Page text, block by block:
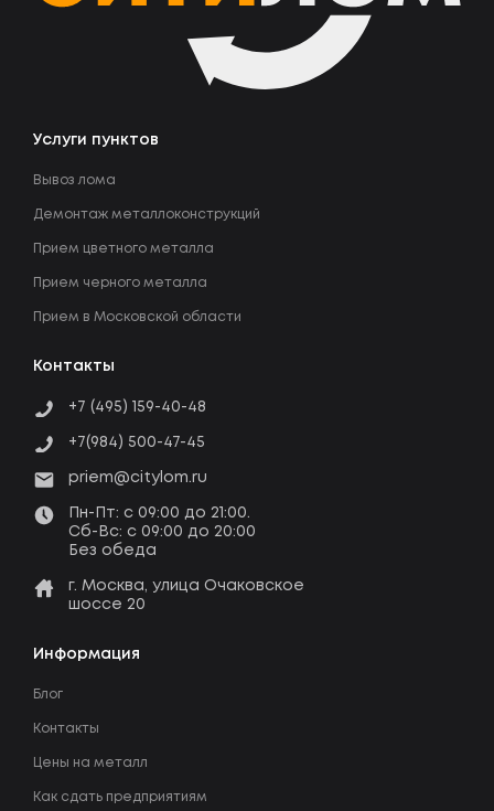
Контакты
+7 (495) 159-40-48
+7(984) 500-47-45
priem@citylom.ru
Пн-Пт: c 09:00 до 21:00.
Сб-Вс: c 09:00 до 20:00
Без обеда
г. Москва, улица Очаковское
шоссе 20
Услуги пунктов
Вывоз лома
Демонтаж металлоконструкций
Прием цветного металла
Прием черного металла
Прием в Московской области
Информация
Блог
Контакты
Цены на металл
Как сдать предприятиям